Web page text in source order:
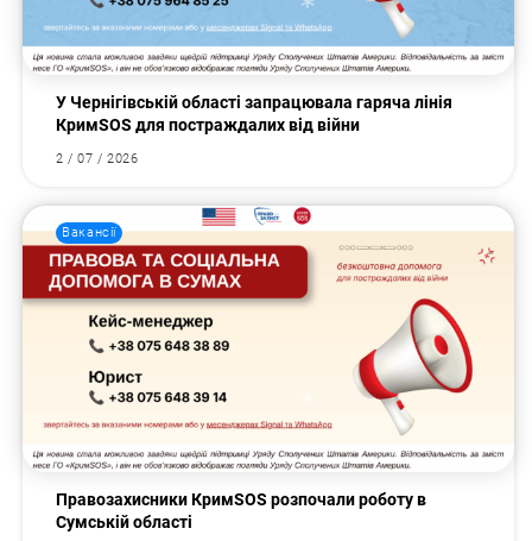
У Чернігівській області запрацювала гаряча лінія
КримSOS для постраждалих від війни
2 / 07 / 2026
Вакансії
Правозахисники КримSOS розпочали роботу в
Сумській області